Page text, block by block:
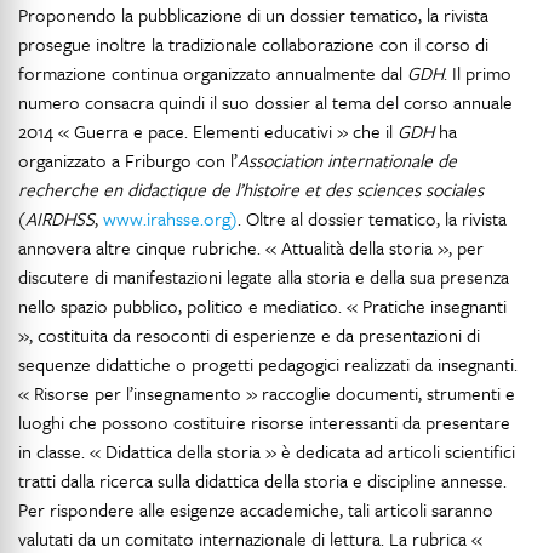
Proponendo la pubblicazione di un dossier tematico, la rivista
prosegue inoltre la tradizionale collaborazione con il corso di
formazione continua organizzato annualmente dal GDH. Il primo
numero consacra quindi il suo dossier al tema del corso annuale
2014 « Guerra e pace. Elementi educativi » che il GDHha
organizzato a Friburgo con l’Association internationale de
recherche en didactique de l’histoire et des sciences sociales
(AIRDHSS,www.irahsse.org). Oltre al dossier tematico, la rivista
annovera altre cinque rubriche. « Attualità della storia », per
discutere di manifestazioni legate alla storia e della sua presenza
nello spazio pubblico, politico e mediatico. « Pratiche insegnanti
», costituita da resoconti di esperienze e da presentazioni di
sequenze didattiche o progetti pedagogici realizzati da insegnanti.
« Risorse per l’insegnamento » raccoglie documenti, strumenti e
luoghi che possono costituire risorse interessanti da presentare
in classe. « Didattica della storia » è dedicata ad articoli scientifici
tratti dalla ricerca sulla didattica della storia e discipline annesse.
Per rispondere alle esigenze accademiche, tali articoli saranno
valutati da un comitato internazionale di lettura. La rubrica «